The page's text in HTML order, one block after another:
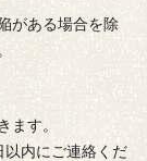
がある場合を除
ます。
内にご連絡くだ